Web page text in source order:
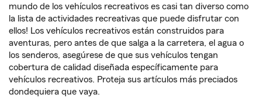
mundo de los vehículos recreativos es casi tan diverso como
la lista de actividades recreativas que puede disfrutar con
ellos! Los vehículos recreativos están construidos para
aventuras, pero antes de que salga a la carretera, el agua o
los senderos, asegúrese de que sus vehículos tengan
cobertura de calidad diseñada específicamente para
vehículos recreativos. Proteja sus artículos más preciados
dondequiera que vaya.